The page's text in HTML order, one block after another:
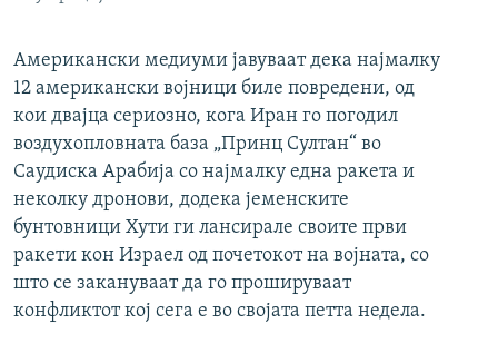
Американски медиуми јавуваат дека најмалку
12 американски војници биле повредени, од
кои двајца сериозно, кога Иран го погодил
воздухопловната база „Принц Султан“ во
Саудиска Арабија со најмалку една ракета и
неколку дронови, додека јеменските
бунтовници Хути ги лансирале своите први
ракети кон Израел од почетокот на војната, со
што се закануваат да го прошируваат
конфликтот кој сега е во својата петта недела.